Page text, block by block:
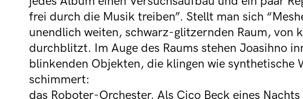
frei durch die Musik treiben”. Stellt man sich
unendlich weiten, schwarz-glitzernden Raum, von
durchblitzt. Im Auge des Raums stehen Joasihno
blinkenden Objekten, die klingen wie synthetische
schimmert:
das Roboter-Orchester. Als Cico Beck eines